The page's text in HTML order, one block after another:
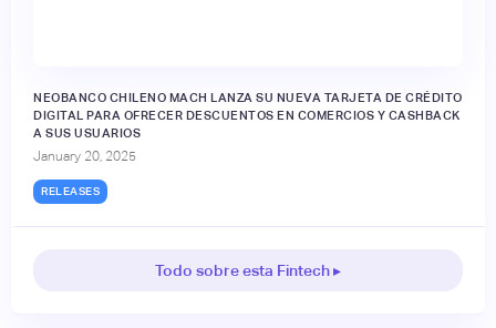
NEOBANCO CHILENO MACH LANZA SU NUEVA TARJETA DE CRÉDITO
DIGITAL PARA OFRECER DESCUENTOS EN COMERCIOS Y CASHBACK
A SUS USUARIOS
January 20, 2025
RELEASES
Todo sobre esta Fintech ▸